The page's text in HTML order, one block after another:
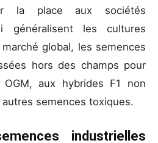
la place aux sociétés
généralisent les cultures
global, les semences
hors des champs pour
aux hybrides F1 non
semences toxiques.
industrielles